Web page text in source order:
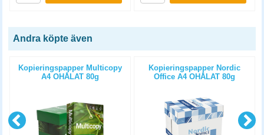
Andra köpte även
Kopieringspapper Multicopy
A4 OHÅLAT 80g
Kopieringspapper Nordic
Office A4 OHÅLAT 80g